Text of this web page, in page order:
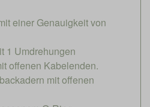
einer Genauigkeit von
1 Umdrehungen
offenen Kabelenden.
mit offenen